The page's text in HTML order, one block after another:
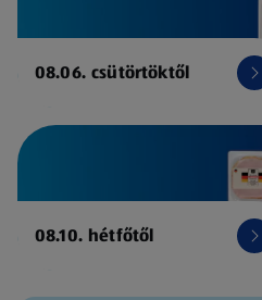
08.06. csütörtöktől
08.10. hétfőtől